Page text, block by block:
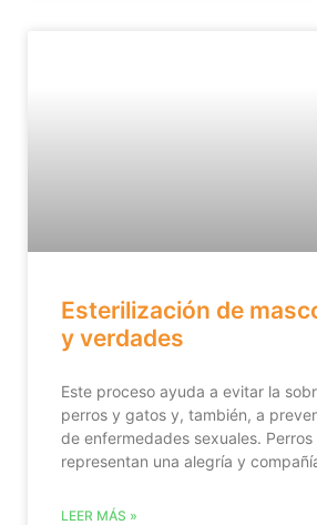
Esterilización de
y verdades
Este proceso ayuda a evitar la
perros y gatos y, también, a
de enfermedades sexuales.
representan una alegría y
LEER MÁS »